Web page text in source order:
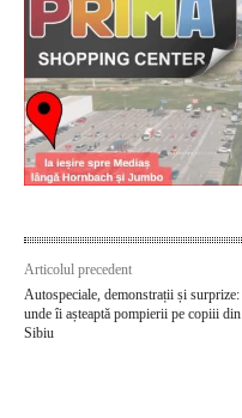
Articolul precedent
Autospeciale, demonstrații și surprize:
unde îi așteaptă pompierii pe copiii din
Sibiu